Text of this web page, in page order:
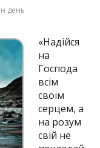
день
«Надійся
на
Господа
всім
своїм
серцем, а
на розум
свій не